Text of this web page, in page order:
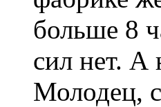
больше 8
сил нет. А
Молодец,